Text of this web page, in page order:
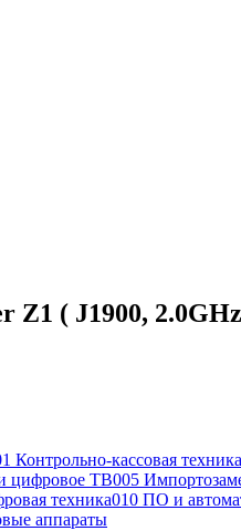
Z1 ( J1900,
Контрольно-кассовая техника
цифровое ТВ005
техника010 ПО и
аппараты